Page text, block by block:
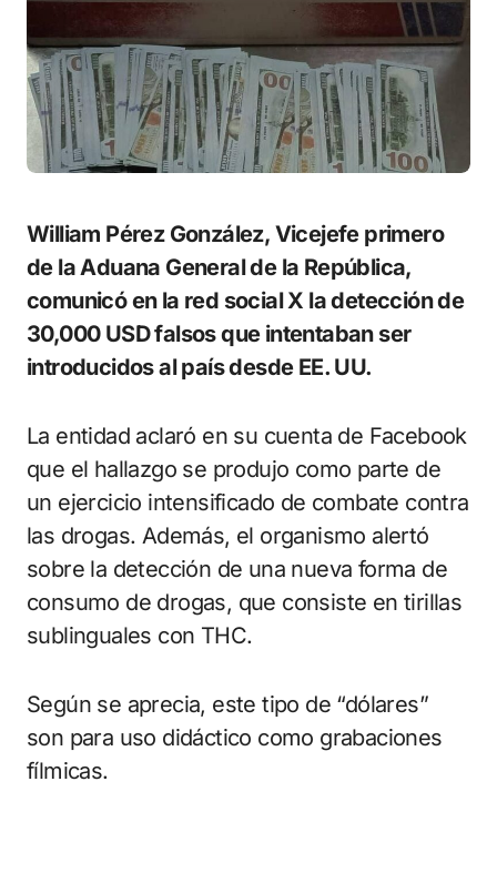
William Pérez González, Vicejefe primero
de la Aduana General de la República,
comunicó en la red social X la detección de
30,000 USD falsos que intentaban ser
introducidos al país desde EE. UU.
La entidad aclaró en su cuenta de Facebook
que el hallazgo se produjo como parte de
un ejercicio intensificado de combate contra
las drogas. Además, el organismo alertó
sobre la detección de una nueva forma de
consumo de drogas, que consiste en tirillas
sublinguales con THC.
Según se aprecia, este tipo de “dólares”
son para uso didáctico como grabaciones
fílmicas.